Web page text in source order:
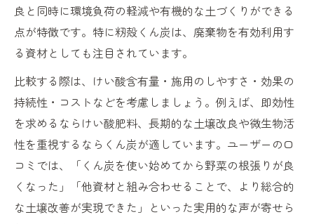
良と同時に環境負荷の軽減や有機的な土づくりができる
点が特徴です。特に籾殻くん炭は、廃棄物を有効利用す
る資材としても注目されています。
比較する際は、けい酸含有量・施用のしやすさ・効果の
持続性・コストなどを考慮しましょう。例えば、即効性
を求めるならけい酸肥料、長期的な土壌改良や微生物活
性を重視するならくん炭が適しています。ユーザーの口
コミでは、「くん炭を使い始めてから野菜の根張りが良
くなった」「他資材と組み合わせることで、より総合的
な土壌改善が実現できた」といった実用的な声が寄せら